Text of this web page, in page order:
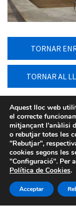
TORNAR
TORNAR AL
Aquest lloc web
el correcte
mitjançant l'anàlisi
o rebutjar totes les
"Rebutjar",
cookies segons les
"Configuració". Per
Política de Cookies.
Acceptar